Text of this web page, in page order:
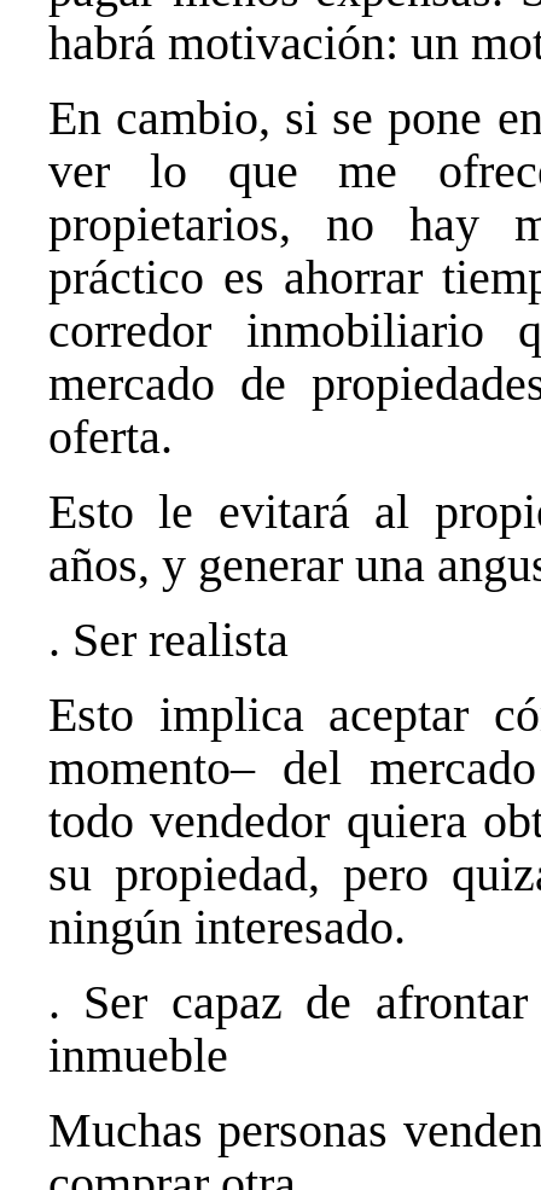
habrá motivación: un
En cambio, si se pone
ver lo que me
propietarios, no hay
práctico es ahorrar
corredor inmobiliario
mercado de
oferta.
Esto le evitará al
años, y generar una
. Ser realista
Esto implica aceptar
momento– del
todo vendedor quiera
su propiedad, pero
ningún interesado.
. Ser capaz de
inmueble
Muchas personas